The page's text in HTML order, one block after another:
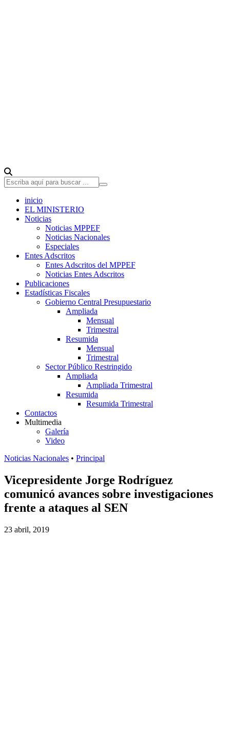
inicio
EL MINISTERIO
Noticias
Noticias MPPEF
Noticias Nacionales
Especiales
Entes Adscritos
Entes Adscritos del MPPEF
Noticias Entes Adscritos
Publicaciones
Estadísticas Fiscales
Gobierno Central Presupuestario
Ampliada
Mensual
Trimestral
Resumida
Mensual
Trimestral
Sector Público Restringido
Ampliada
Ampliada Trimestral
Resumida
Resumida Trimestral
Contactos
Multimedia
Galería
Video
Noticias Nacionales • Principal
Vicepresidente Jorge Rodríguez
comunicó avances sobre investigaciones
frente a ataques al SEN
23 abril, 2019